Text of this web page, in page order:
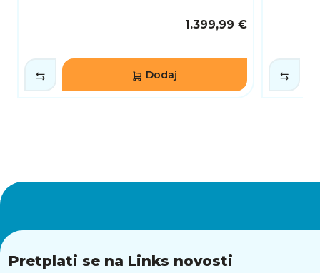
1.399,99 €
Dodaj
Pretplati se na Links novosti